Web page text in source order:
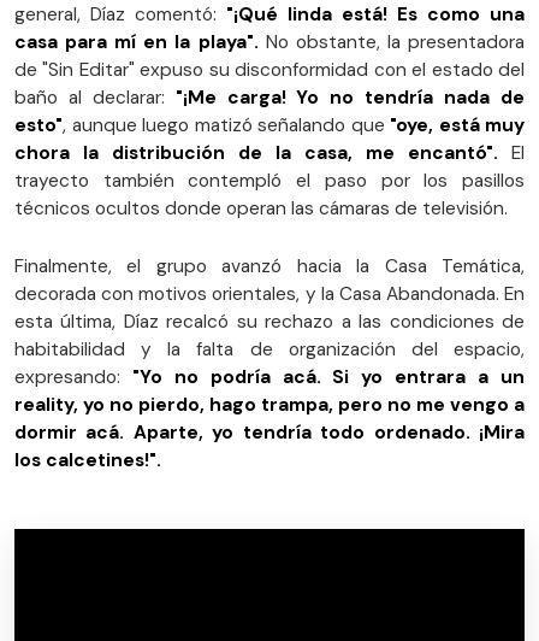
general, Díaz comentó: "¡Qué linda está! Es como una
casa para mí en la playa". No obstante, la presentadora
de "Sin Editar" expuso su disconformidad con el estado del
baño al declarar: "¡Me carga! Yo no tendría nada de
esto", aunque luego matizó señalando que "oye, está muy
chora la distribución de la casa, me encantó". El
trayecto también contempló el paso por los pasillos
técnicos ocultos donde operan las cámaras de televisión.
Finalmente, el grupo avanzó hacia la Casa Temática,
decorada con motivos orientales, y la Casa Abandonada. En
esta última, Díaz recalcó su rechazo a las condiciones de
habitabilidad y la falta de organización del espacio,
expresando: "Yo no podría acá. Si yo entrara a un
reality, yo no pierdo, hago trampa, pero no me vengo a
dormir acá. Aparte, yo tendría todo ordenado. ¡Mira
los calcetines!".